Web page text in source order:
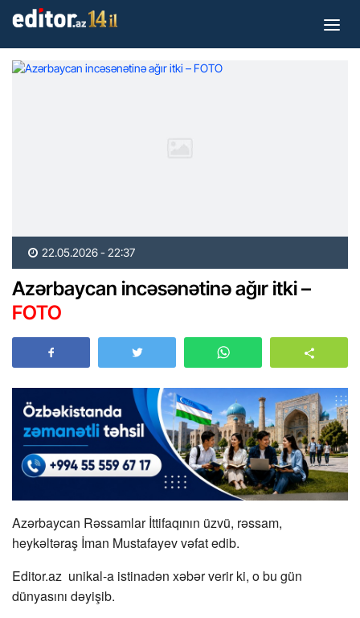
22.05.2026 - 22:37
Azərbaycan incəsənətinə ağır itki –
FOTO
Azərbaycan Rəssamlar İttifaqının üzvü, rəssam,
heykəltəraş İman Mustafayev vəfat edib.
Editor.az unikal-a istinadən xəbər verir ki, o bu gün
dünyasını dəyişib.